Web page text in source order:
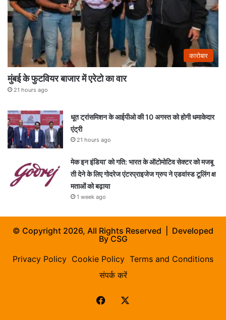
कारोबार
मुंबई के फुटवियर बाजार में एरेटो का वार
21 hours ago
धूत ट्रांसमिशन के आईपीओ की 10 अगस्त को होगी धमाकेदार
एंट्री
21 hours ago
मेक इन इंडिया’ को गति: भारत के ऑटोमोटिव सेक्टर को मजबू
ती देने के लिए गोदरेज एंटरप्राइजेज ग्रुप ने एडवांस्ड टूलिंग क्ष
मताओं को बढ़ाया
1 week ago
© Copyright 2026, All Rights Reserved | Developed
ByCSG
Privacy Policy Cookie Policy Terms and Conditions
संपर्क करें
Facebook